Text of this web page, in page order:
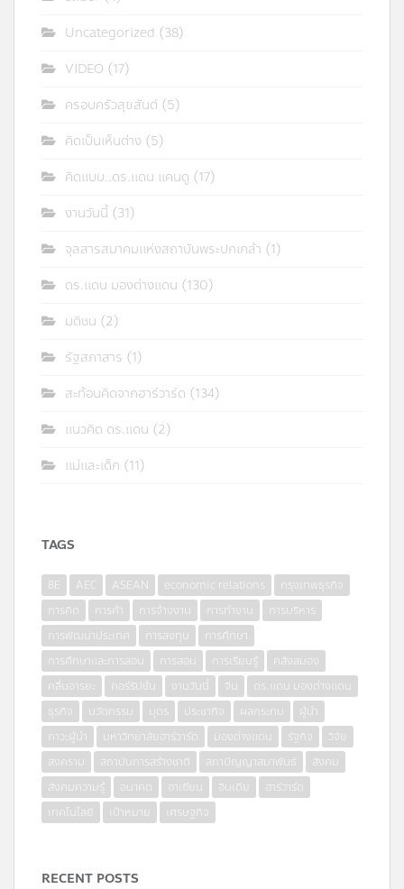
Uncategorized (38)
VIDEO (17)
ครอบครัวสุขสันต์ (5)
คิดเป็นเห็นต่าง (5)
คิดแบบ..ดร.แดน แคนดู (17)
งานวันนี้ (31)
จุลสารสมาคมแห่งสถาบันพระปกเกล้า (1)
ดร.แดน มองต่างแดน (130)
มติชน (2)
รัฐสภาสาร (1)
สะท้อนคิดจากฮาร์วาร์ด (134)
แนวคิด ดร.แดน (2)
แม่และเด็ก (11)
TAGS
8E AEC ASEAN economic relations
กรุงเทพธุรกิจ
การคิด
การค้า การจ้างงาน การทำงาน
การบริหาร
การพัฒนาประเทศ
การลงทุน
การศึกษา
การศึกษาและการสอน
การสอน การเรียนรู้
คลังสมอง
คลื่นอารยะ
คอร์รัปชั่น งานวันนี้ จีน
ดร.แดน มองต่างแดน
ธุรกิจ
นวัตกรรม บุตร ประชากิจ ผลกระทบ
ผู้นำ
ภาวะผู้นำ
มหาวิทยาลัยฮาร์วาร์ด มองต่างแดน รัฐกิจ
วิจัย
สงคราม
สถาบันการสร้างชาติ สภาปัญญาสมาพันธ์
สังคม
สังคมความรู้
อนาคต อาเซียน อินเดีย
ฮาร์วาร์ด
เทคโนโลยี
เป้าหมาย เศรษฐกิจ
RECENT POSTS